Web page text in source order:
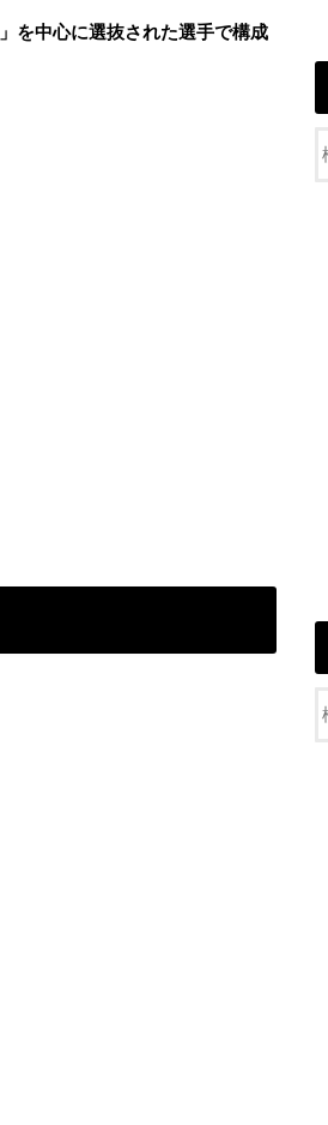
」を中心に選抜された選手で構成